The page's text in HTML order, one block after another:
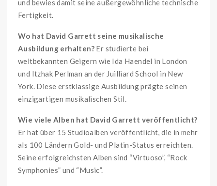
und bewies damit seine außergewöhnliche technische
Fertigkeit.
Wo hat David Garrett seine musikalische
Ausbildung erhalten? Er studierte bei
weltbekannten Geigern wie Ida Haendel in London
und Itzhak Perlman an der Juilliard School in New
York. Diese erstklassige Ausbildung prägte seinen
einzigartigen musikalischen Stil.
Wie viele Alben hat David Garrett veröffentlicht?
Er hat über 15 Studioalben veröffentlicht, die in mehr
als 100 Ländern Gold- und Platin-Status erreichten.
Seine erfolgreichsten Alben sind “Virtuoso”, “Rock
Symphonies” und “Music”.